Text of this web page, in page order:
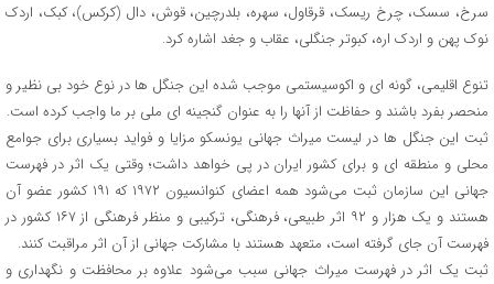
سرخ، سسک، چرخ ریسک، قرقاول، سهره، بلدرچین، قوش، دال (کرکس)، کبک، اردک
نوک پهن و اردک اره، کبوتر جنگلی، عقاب و جغد اشاره کرد.
تنوع اقلیمی، گونه ای و اکوسیستمی موجب شده این جنگل ها در نوع خود بی نظیر و
منحصر بفرد باشند و حفاظت از آنها را به عنوان گنجینه ای ملی بر ما واجب کرده است.
ثبت این جنگل ها در لیست میراث جهانی یونسکو مزایا و فواید بسیاری برای جوامع
محلی و منطقه ای و برای کشور ایران در پی خواهد داشت؛ وقتی یک اثر در فهرست
جهانی این سازمان ثبت می‌شود همه اعضای کنوانسیون ۱۹۷۲ که ۱۹۱ کشور عضو آن
هستند و یک هزار و ۹۲ اثر طبیعی، فرهنگی، ترکیبی و منظر فرهنگی از ۱۶۷ کشور در
فهرست آن جای گرفته است، متعهد هستند با مشارکت جهانی از آن اثر مراقبت کنند.
ثبت یک اثر در فهرست میراث جهانی سبب می‌شود علاوه بر محافظت و نگهداری و